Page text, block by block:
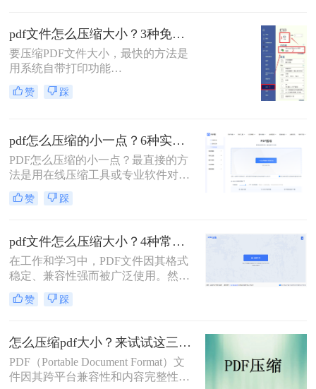
松解决PDF文件过大的问题。
pdf文件怎么压缩大小？3种免费+1种专业方法全攻略（附决策表）！
要压缩PDF文件大小，最快的方法是
用系统自带打印功能
（Windows/macOS均支持）或在线免
费工具（如PDFmao、转转大师）直
业软件「转转大师PDF转换器」——
它支持自定义压缩等级、图片重采
样，且完全本地处理，安全无广告。
的需求，然后逐一详解每种方法的具
赞 踩
pdf怎么压缩的小一点？6种实用方法详解（2026最新）
PDF怎么压缩的小一点？最直接的方
法是用在线压缩工具或专业软件对
PDF文件进行重新编码和优化，通过
降低图片分辨率、压缩内嵌字体、去
可读的前提下将文件体积缩小到原来
的10%~50%。
赞 踩
pdf文件怎么压缩大小？4种常用压缩方法详解！
在工作和学习中，PDF文件因其格式
稳定、兼容性强而被广泛使用。然
而，PDF文件体积过大常会导致存储
空间不足、传输速度慢等问题。那么
4种常用的PDF压缩方法，帮助您快速
减小文件大小。
赞 踩
怎么压缩pdf大小？来试试这三种压缩方式！
PDF（Portable Document Format）文
件因其跨平台兼容性和内容完整性而